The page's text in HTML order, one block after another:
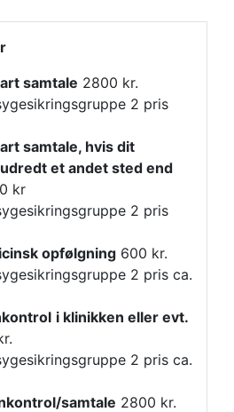
samtale 2800 kr.
2 pris
samtale, hvis dit
et andet sted end
kr
2 pris
opfølgning 600 kr.
2 pris ca.
i klinikken eller evt.
2 pris ca.
samtale 2800 kr.